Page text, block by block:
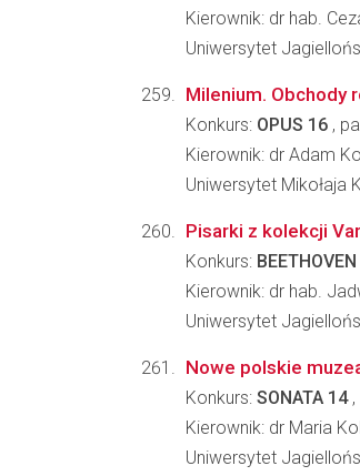
Kierownik: dr hab.
Uniwersytet
Milenium. Obchody
Konkurs: OPUS 16 ,
Kierownik: dr Adam
Uniwersytet Mikołaja
Pisarki z kolekcji
Konkurs:
Kierownik: dr hab.
Uniwersytet
Nowe polskie
Konkurs: SONATA 14,
Kierownik: dr Maria
Uniwersytet